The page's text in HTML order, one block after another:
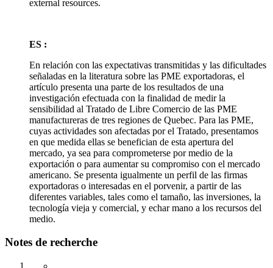
external resources.
ES :
En relación con las expectativas transmitidas y las dificultades
señaladas en la literatura sobre las PME exportadoras, el
artículo presenta una parte de los resultados de una
investigación efectuada con la finalidad de medir la
sensibilidad al Tratado de Libre Comercio de las PME
manufactureras de tres regiones de Quebec. Para las PME,
cuyas actividades son afectadas por el Tratado, presentamos
en que medida ellas se benefician de esta apertura del
mercado, ya sea para comprometerse por medio de la
exportación o para aumentar su compromiso con el mercado
americano. Se presenta igualmente un perfil de las firmas
exportadoras o interesadas en el porvenir, a partir de las
diferentes variables, tales como el tamaño, las inversiones, la
tecnología vieja y comercial, y echar mano a los recursos del
medio.
Notes de recherche